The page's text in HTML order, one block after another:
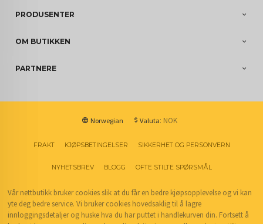
PRODUSENTER
OM BUTIKKEN
PARTNERE
Norwegian Valuta: NOK
FRAKT KJØPSBETINGELSER SIKKERHET OG PERSONVERN
NYHETSBREV BLOGG OFTE STILTE SPØRSMÅL
Vår nettbutikk bruker cookies slik at du får en bedre kjøpsopplevelse og vi kan
yte deg bedre service. Vi bruker cookies hovedsaklig til å lagre
innloggingsdetaljer og huske hva du har puttet i handlekurven din. Fortsett å